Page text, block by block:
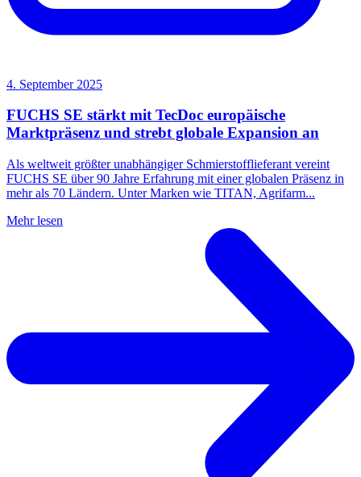
4. September 2025
FUCHS SE stärkt mit TecDoc europäische
Marktpräsenz und strebt globale Expansion an
Als weltweit größter unabhängiger Schmierstofflieferant vereint
FUCHS SE über 90 Jahre Erfahrung mit einer globalen Präsenz in
mehr als 70 Ländern. Unter Marken wie TITAN, Agrifarm...
Mehr lesen